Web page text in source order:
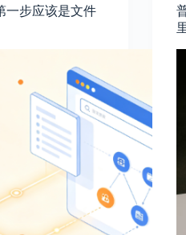
一步应该是文件